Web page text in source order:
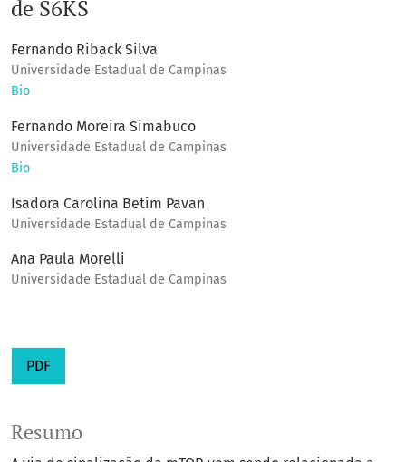
de S6KS
Fernando Riback Silva
Universidade Estadual de Campinas
Bio
Fernando Moreira Simabuco
Universidade Estadual de Campinas
Bio
Isadora Carolina Betim Pavan
Universidade Estadual de Campinas
Ana Paula Morelli
Universidade Estadual de Campinas
PDF
Resumo